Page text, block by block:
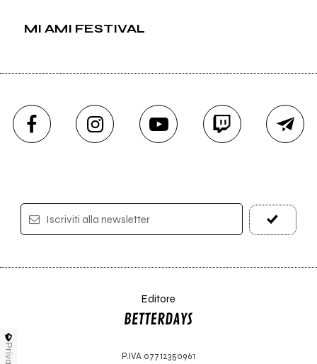
MI AMI FESTIVAL
Iscriviti alla newsletter
Editore
P.IVA 07712350961